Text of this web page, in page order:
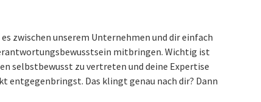
zwischen unserem Unternehmen und dir einfach
mitbringen. Wichtig ist
selbstbewusst zu vertreten und deine Expertise
entgegenbringst. Das klingt genau nach dir? Dann